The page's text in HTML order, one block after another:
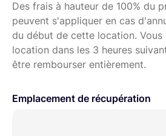
Des frais à hauteur de 100% du
peuvent s'appliquer en cas
du début de cette location. Vous
location dans les 3 heures
être rembourser entièrement.
Emplacement de récupération